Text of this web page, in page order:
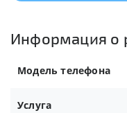
Информация о
Модель телефона
Услуга